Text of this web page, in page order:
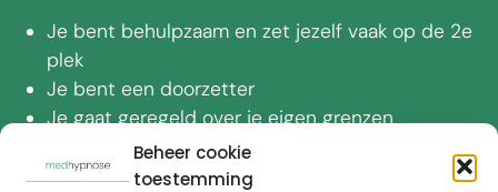
Beheer cookie
toestemming
Je bent behulpzaam en zet jezelf vaak op de 2e
plek
Je bent een doorzetter
Je gaat geregeld over je eigen grenzen
Je wilt dingen graag goed doen
Je hebt een groot verantwoordelijkheidsgevoel